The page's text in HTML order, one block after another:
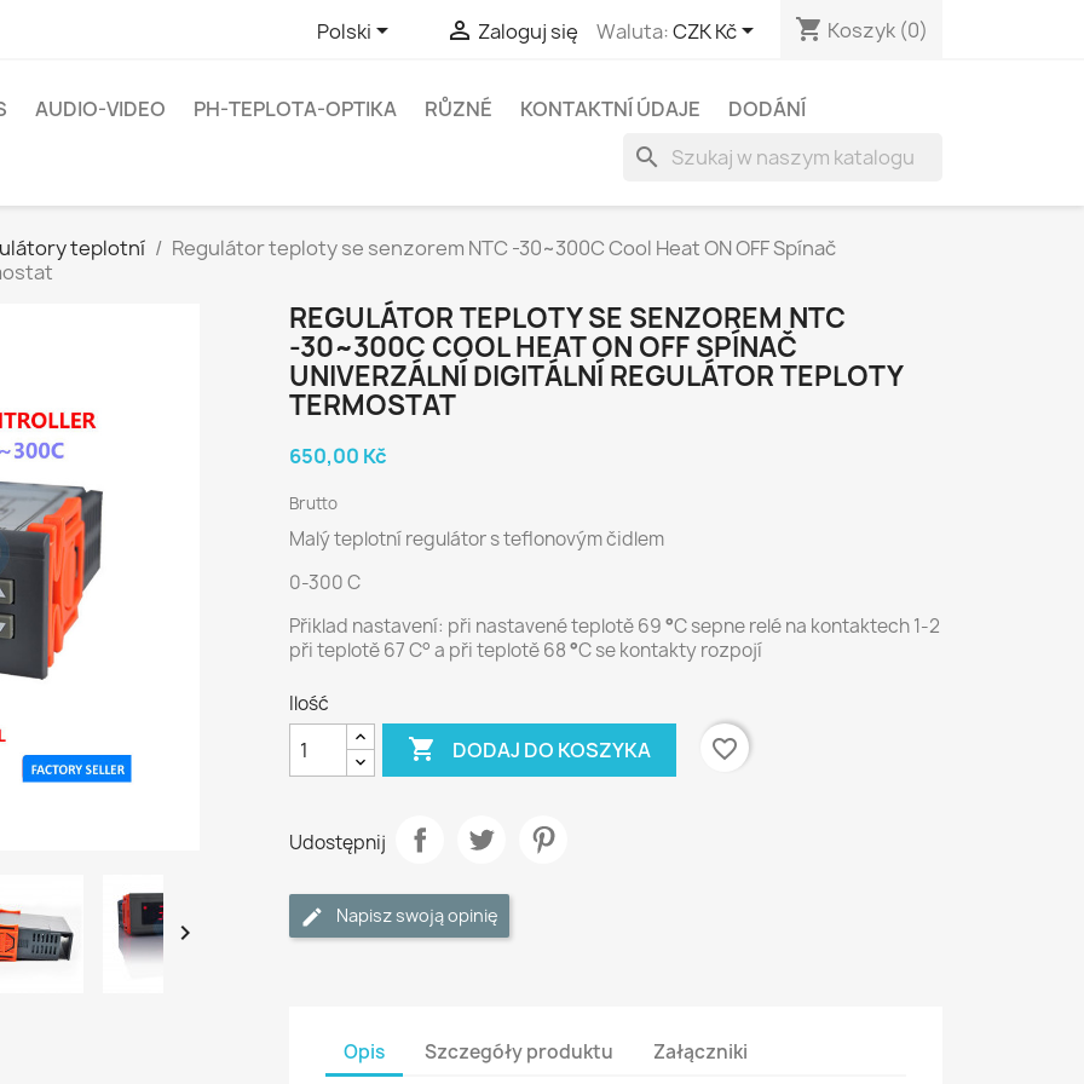
Polski  Zaloguj się Waluta:CZK Kč shopping_cart Koszyk (0)
AUDIO-VIDEO PH-TEPLOTA-OPTIKA RŮZNÉ KONTAKTNÍ ÚDAJE DODÁNÍ
search
teplotní
Regulátor teploty se senzorem NTC -30~300C Cool Heat ON OFF Spínač

REGULÁTOR TEPLOTY SE SENZOREM NTC
-30~300C COOL HEAT ON OFF SPÍNAČ
UNIVERZÁLNÍ DIGITÁLNÍ REGULÁTOR TEPLOTY
TERMOSTAT
650,00 Kč
Brutto
Malý teplotní regulátor s teflonovým čidlem
0-300 C
Přiklad nastavení: při nastavené teplotě 69°C sepne relé na kontaktech 1-2
při teplotě 67 C° a přiteplotě 68°Cse kontakty rozpojí
Ilość
 DODAJ DO KOSZYKA favorite_border
Udostępnij
Napisz swoją opinię
Opis Szczegóły produktu Załączniki